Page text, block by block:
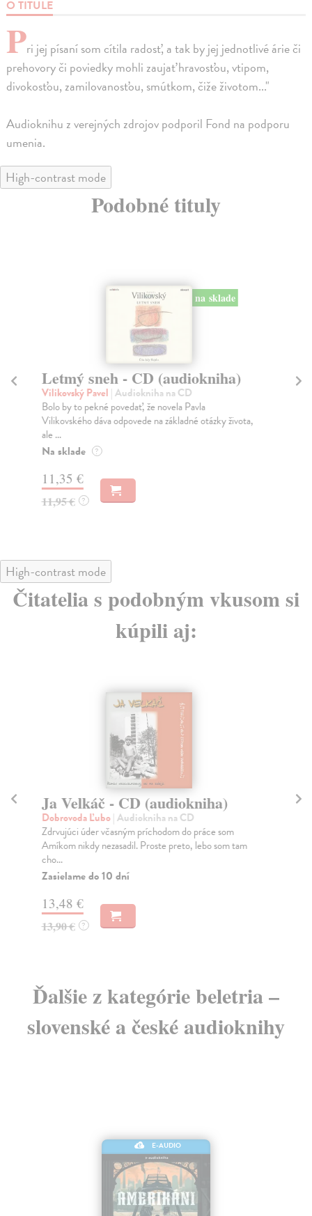
O TITULE
Pri jej písaní som cítila radosť, a tak by jej jednotlivé árie či
prehovory či poviedky mohli zaujať hravosťou, vtipom,
divokosťou, zamilovanosťou, smútkom, čiže životom..."
Audioknihu z verejných zdrojov podporil Fond na podporu
umenia.
High-contrast mode
Podobné tituly
na sklade
Letmý sneh - CD (audiokniha)
Vilikovský Pavel | Audiokniha na CD
Bolo by to pekné povedať, že novela Pavla
Vilikovského dáva odpovede na základné otázky života,
ale ...
Na sklade ?
11,35 €
11,95 € ?
High-contrast mode
Čitatelia s podobným vkusom si
kúpili aj:
Ja Velkáč - CD (audiokniha)
Dobrovoda Ľubo| Audiokniha na CD
Zdrvujúci úder včasným príchodom do práce som
Amíkom nikdy nezasadil. Proste preto, lebo som tam
cho...
Zasielame do 10 dní
13,48 €
13,90 € ?
Ďalšie z kategórie beletria –
slovenské a české audioknihy
E-AUDIO